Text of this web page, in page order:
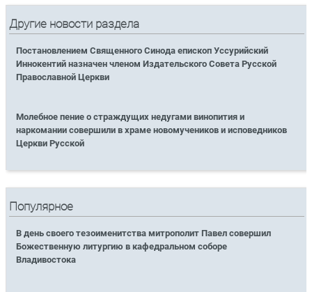
Другие новости раздела
Постановлением Священного Синода епископ Уссурийский
Иннокентий назначен членом Издательского Совета Русской
Православной Церкви
Молебное пение о страждущих недугами винопития и
наркомании совершили в храме новомучеников и исповедников
Церкви Русской
Популярное
В день своего тезоименитства митрополит Павел совершил
Божественную литургию в кафедральном соборе
Владивостока